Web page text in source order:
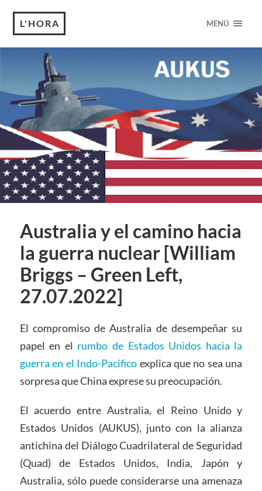
L'HORA MENÚ
Australia y el camino hacia
la guerra nuclear [William
Briggs – Green Left,
27.07.2022]
El compromiso de Australia de desempeñar su
papel en el rumbo de Estados Unidos hacia la
guerra en el Indo-Pacífico explica que no sea una
sorpresa que China exprese su preocupación.
El acuerdo entre Australia, el Reino Unido y
Estados Unidos (AUKUS), junto con la alianza
antichina del Diálogo Cuadrilateral de Seguridad
(Quad) de Estados Unidos, India, Japón y
Australia, sólo puede considerarse una amenaza